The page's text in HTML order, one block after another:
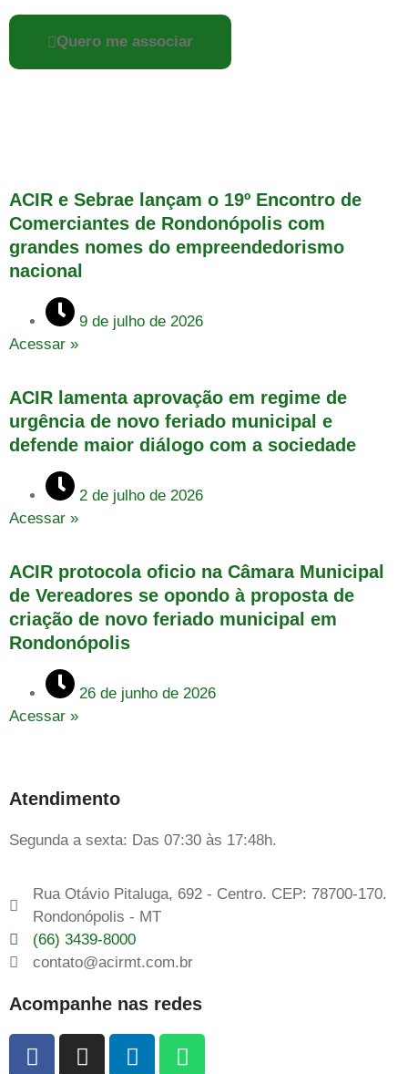
Quero me associar
ACIR e Sebrae lançam o 19º Encontro de
Comerciantes de Rondonópolis com
grandes nomes do empreendedorismo
nacional
9 de julho de 2026
Acessar »
ACIR lamenta aprovação em regime de
urgência de novo feriado municipal e
defende maior diálogo com a sociedade
2 de julho de 2026
Acessar »
ACIR protocola oficio na Câmara Municipal
de Vereadores se opondo à proposta de
criação de novo feriado municipal em
Rondonópolis
26 de junho de 2026
Acessar »
Atendimento
Segunda a sexta: Das 07:30 às 17:48h.
Rua Otávio Pitaluga, 692 - Centro. CEP: 78700-170.
Rondonópolis - MT
(66) 3439-8000
contato@acirmt.com.br
Acompanhe nas redes